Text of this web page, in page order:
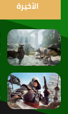
الأخيرة